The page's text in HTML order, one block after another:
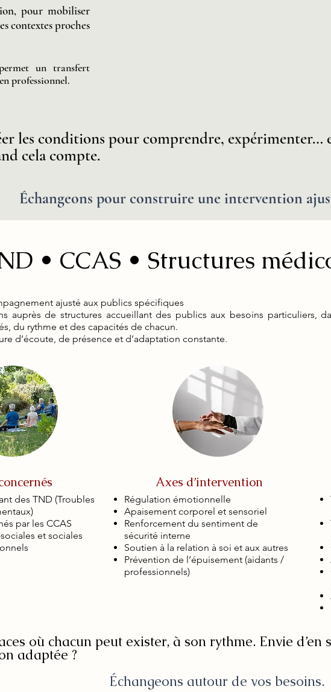
pour mobiliser
contextes proches
un transfert
professionnel.
les conditions pour comprendre, expérimenter…
cela compte.
Échangeons pour construire une intervention
• CCAS • Structures
ajusté aux publics spécifiques
auprès de structures accueillant des publics aux besoins particuliers,
du rythme et des capacités de chacun.
d’écoute, de présence et d’adaptation constante.
des TND (Troubles
par les CCAS
et sociales
Axes d’intervention
Régulation émotionnelle
Apaisement corporel et sensoriel
Renforcement du sentiment de
sécurité interne
Soutien à la relation à soi et aux autres
Prévention de l’épuisement (aidants /
professionnels)
où chacun peut exister, à son rythme. Envie
adaptée ?
Échangeons autour de vos besoins.